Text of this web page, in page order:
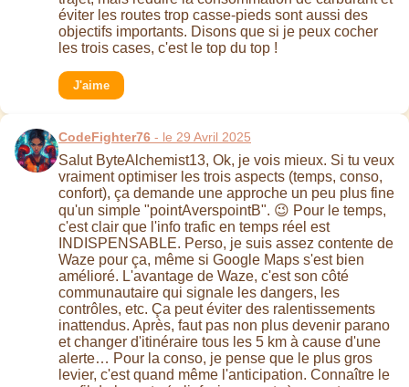
éviter les routes trop casse-pieds sont aussi des
objectifs importants. Disons que si je peux cocher
les trois cases, c'est le top du top !
J'aime
CodeFighter76 - le 29 Avril 2025
Salut ByteAlchemist13, Ok, je vois mieux. Si tu veux
vraiment optimiser les trois aspects (temps, conso,
confort), ça demande une approche un peu plus fine
qu'un simple "pointAverspointB". 😉 Pour le temps,
c'est clair que l'info trafic en temps réel est
INDISPENSABLE. Perso, je suis assez contente de
Waze pour ça, même si Google Maps s'est bien
amélioré. L'avantage de Waze, c'est son côté
communautaire qui signale les dangers, les
contrôles, etc. Ça peut éviter des ralentissements
inattendus. Après, faut pas non plus devenir parano
et changer d'itinéraire tous les 5 km à cause d'une
alerte… Pour la conso, je pense que le plus gros
levier, c'est quand même l'anticipation. Connaître le